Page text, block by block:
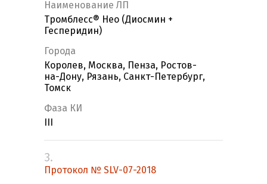
Наименование ЛП
Тромблесс® Нео (Диосмин +
Гесперидин)
Города
Королев, Москва, Пенза, Ростов-
на-Дону, Рязань, Санкт-Петербург,
Томск
Фаза КИ
3.
Протокол № SLV-07-2018